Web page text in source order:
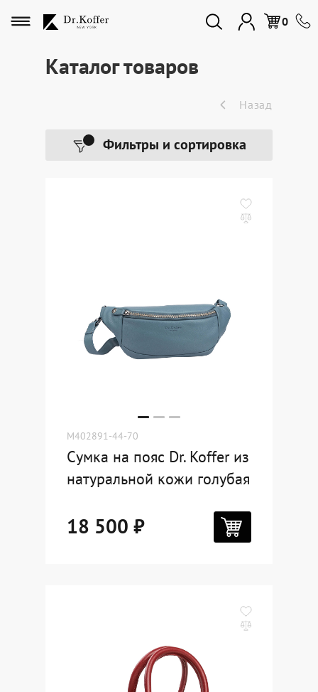
0
Избранное
Мужская коллекция
Dr.Koffer Outlet
О компании
Оферта
Каталог товаров
Назад
Фильтры и сортировка
M402891-44-70
Сумка на пояс Dr. Koffer из
натуральной кожи голубая
18 500 ₽